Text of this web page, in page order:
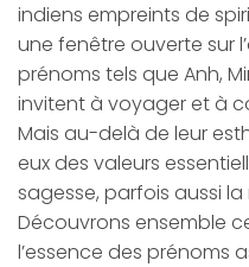
indiens empreints de
une fenêtre ouverte sur
prénoms tels que Anh,
invitent à voyager et à
Mais au-delà de leur
eux des valeurs
sagesse, parfois aussi
Découvrons ensemble
l’essence des prénoms